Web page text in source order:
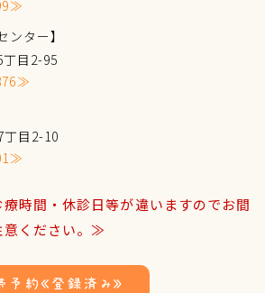
≫
ンター】
目2-95
≫
目2-10
≫
時間・休診日等が違いますのでお間
意ください。≫
予約《登録済み》